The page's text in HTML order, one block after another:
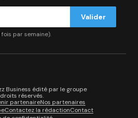
Valider
par semaine).
Business édité par le groupe
réservés.
partenaireNos partenaires
Contactez la rédactionContact